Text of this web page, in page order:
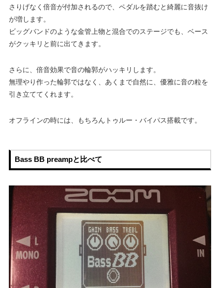
さりげなく倍音が付加されるので、ペダルを踏むと綺麗に音抜け
が増します。
ビッグバンドのような金管上物と混合でのステージでも、ベース
がクッキリと前に出てきます。
さらに、倍音効果で音の輪郭がハッキリします。
無理やり作った輪郭ではなく、あくまで自然に、優雅に音の粒を
引き立ててくれます。
オフラインの時には、もちろんトゥルー・バイパス搭載です。
Bass BB preampと比べて